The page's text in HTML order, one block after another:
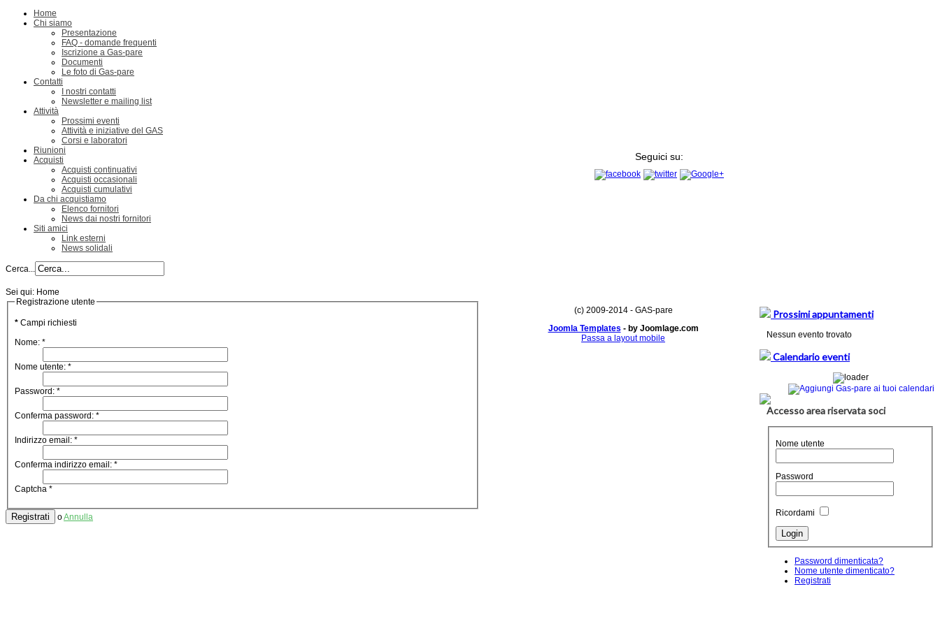
Home
Chi siamo
Presentazione
FAQ - domande frequenti
Iscrizione a Gas-pare
Documenti
Le foto di Gas-pare
Contatti
I nostri contatti
Newsletter e mailing list
Attività
Prossimi eventi
Attività e iniziative del GAS
Corsi e laboratori
Riunioni
Acquisti
Acquisti continuativi
Acquisti occasionali
Acquisti cumulativi
Da chi acquistiamo
Elenco fornitori
News dai nostri fornitori
Siti amici
Link esterni
News solidali
Seguici su:
Cerca...
Sei qui: Home
Prossimi appuntamenti
Nessun evento trovato
Calendario eventi
Accesso area riservata soci
Nome utente
Password
Ricordami
Password dimenticata?
Nome utente dimenticato?
Registrati
Registrazione utente
* Campi richiesti
Nome: *
Nome utente: *
Password: *
Conferma password: *
Indirizzo email: *
Conferma indirizzo email: *
Captcha *
Registrati oAnnulla
(c) 2009-2014 - GAS-pare
Joomla Templates - by Joomlage.com
Passa a layout mobile